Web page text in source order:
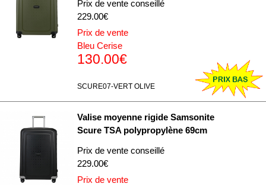
Prix de vente conseillé
229.00€
Prix de vente
Bleu Cerise
130.00€
SCURE07-VERT OLIVE
Valise moyenne rigide Samsonite
Scure TSA polypropylène 69cm
Prix de vente conseillé
229.00€
Prix de vente